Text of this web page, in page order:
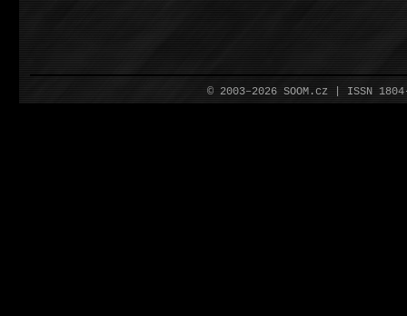
© 2003–2026 SOOM.cz | ISSN